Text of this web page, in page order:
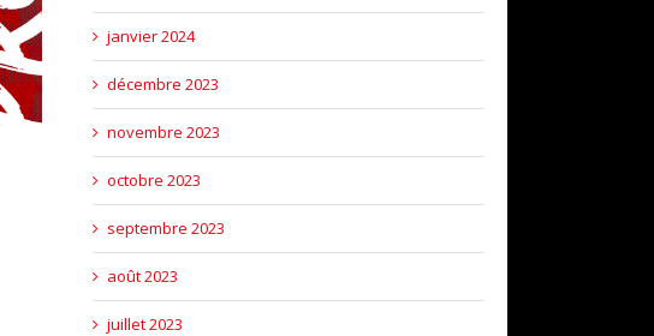
janvier 2024
décembre 2023
novembre 2023
octobre 2023
septembre 2023
août 2023
juillet 2023